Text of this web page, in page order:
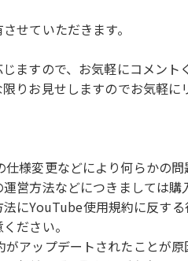
せていただきます。
ますので、お気軽にコメント
りお見せしますのでお気軽に
仕様変更などにより何らかの
営方法などにつきましては購
法にYouTube使用規約に反す
ださい。
がアップデートされたことが